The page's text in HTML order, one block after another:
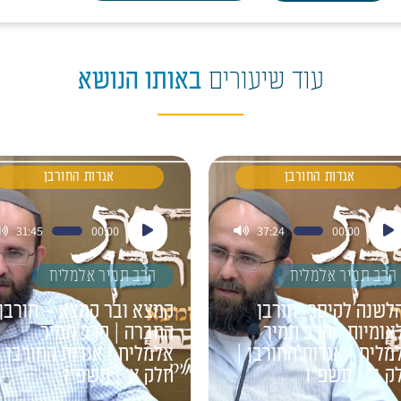
עוד שיעורים באותו הנושא
אגדות החורבן
00:00
37:24
הרב תמיר אלמליח
לקיסר- חורבן
| הרב תמיר
| אגדות החורבן |
ב' | תשפ"ו
אגדות החורבן
נגן
אודיו
00:00
31:45
הרב תמיר אלמליח
קמצא ובר קמצא –
החברה | הרב תמיר
אלמליח | אגדות
חלק א' | תשפ"ו